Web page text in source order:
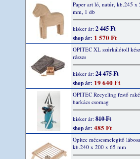
Paper art ló, natúr, kb.245 x
mm, 1 db
kisker ár: 2 445 Ft
shop ár: 1 570 Ft
OPITEC XL szúrkálótoll
részes
kisker ár: 24 475 Ft
shop ár: 19 640 Ft
OPITEC Recycling festő
barkács csomag
kisker ár: 810 Ft
shop ár: 485 Ft
Opitec mécsesmelegítő
kb.240 x 200 x 65 mm